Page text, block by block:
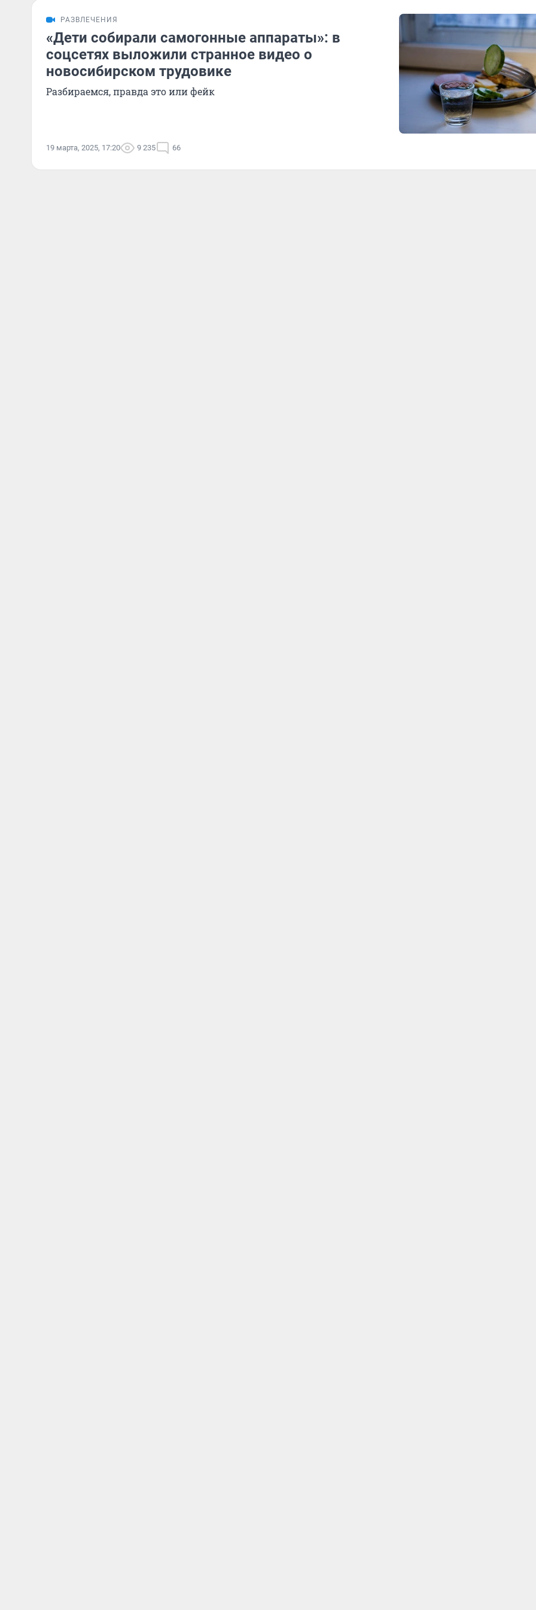
РАЗВЛЕЧЕНИЯ
«Дети собирали самогонные аппараты»: в
соцсетях выложили странное видео о
новосибирском трудовике
Разбираемся, правда это или фейк
19 марта, 2025, 17:20 9 235 66